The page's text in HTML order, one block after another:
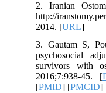
2. Iranian
http://
2014. [URL
3. Gautam S,
psychosocial
survivors with
2016;7:938-45.
[PMID] [PMCID